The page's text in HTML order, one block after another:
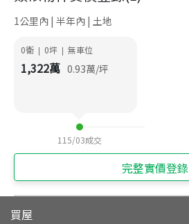
1公里內 | 半年內 | 土地
0衛 | 0坪 | 無車位
1,322萬 0.93萬/坪
115/03成交
完整實價登錄
買屋